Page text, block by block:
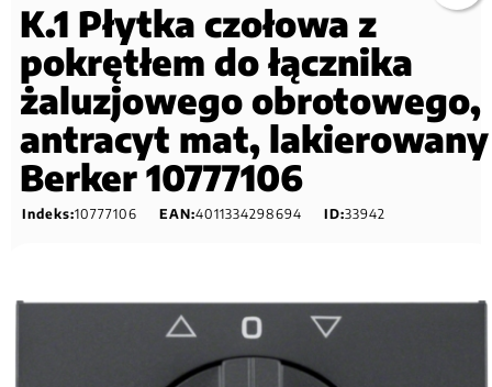
K.1 Płytka czołowa z
pokrętłem do łącznika
żaluzjowego obrotowego,
antracyt mat, lakierowany
Berker 10777106
Indeks:10777106 EAN:4011334298694 ID:33942